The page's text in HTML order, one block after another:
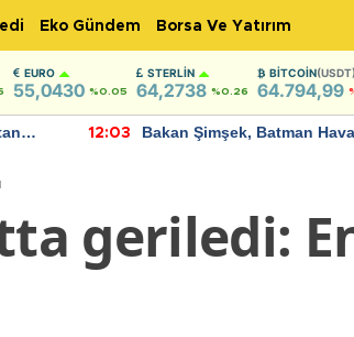
Eko Gündem Borsa Ve Yatırım
EURO
55,0430 %0.05
STERLIN
64,2738 %0.26
BITCOIN(USDT)
64.794,99
12:03
Bakan Şimşek, Batman
geriledi: